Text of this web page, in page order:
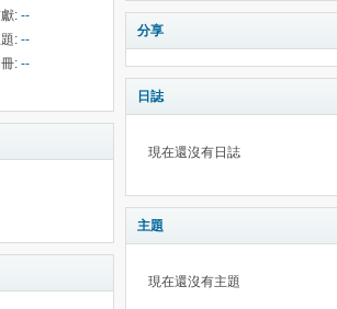
: --
: --
: --
分享
日誌
現在還沒有日誌
主題
現在還沒有主題